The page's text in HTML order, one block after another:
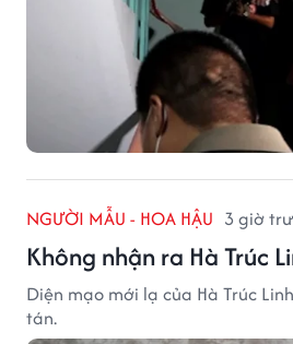
NGƯỜI MẪU - HOA HẬU 3 giờ
Không nhận ra Hà Trúc
Diện mạo mới lạ của Hà Trúc
tán.